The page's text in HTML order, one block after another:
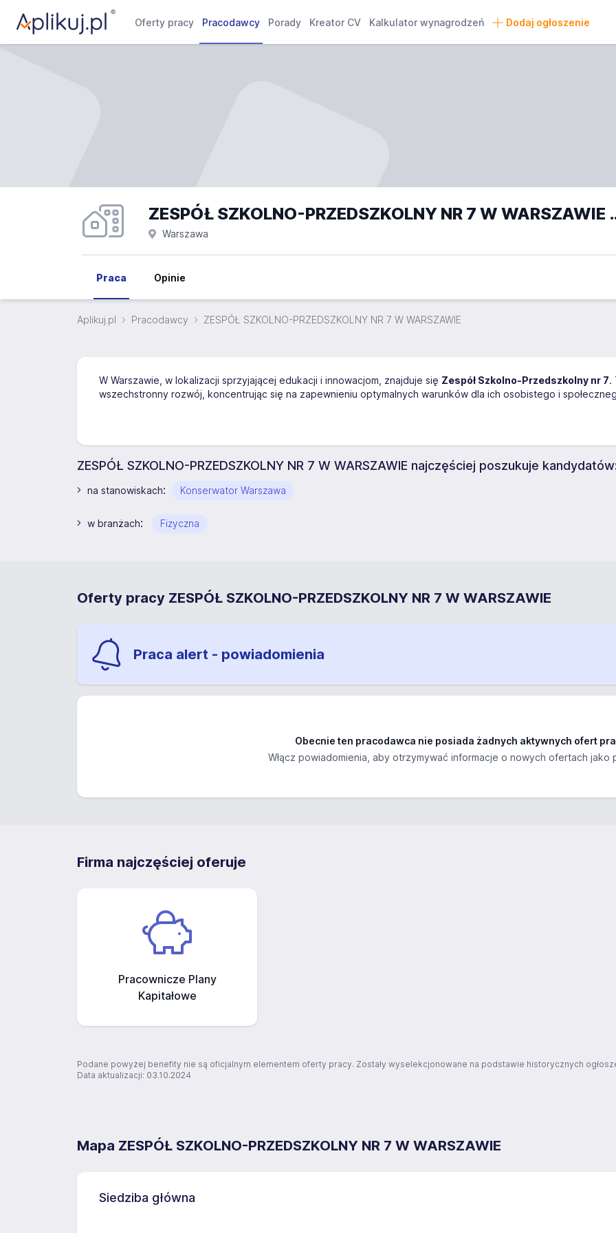
Oferty pracy Pracodawcy Porady Kreator CV Kalkulator wynagrodzeń Dodaj ogłoszenie
ZESPÓŁ
Warszawa
Praca Opinie
Aplikuj.pl Pracodawcy ZESPÓŁ SZKOLNO-PRZEDSZKOLNY NR 7 W WARSZAWIE
W Warszawie, w lokalizacji sprzyjającej edukacji i innowacjom, znajduje się Zespół Szkolno-Przedszkolny nr 7.
wszechstronny rozwój, koncentrując się na zapewnieniu optymalnych warunków dla ich osobistego i
ZESPÓŁ SZKOLNO-PRZEDSZKOLNY NR 7 W WARSZAWIE najczęściej poszukuje
na stanowiskach: Konserwator Warszawa
w branżach: Fizyczna
Oferty pracy ZESPÓŁ SZKOLNO-PRZEDSZKOLNY NR 7 W WARSZAWIE
Praca alert - powiadomienia
Obecnie ten pracodawca nie posiada żadnych aktywnych ofert
Włącz powiadomienia, aby otrzymywać informacje o nowych ofertach jako
Firma najczęściej oferuje
Pracownicze Plany
Kapitałowe
Podane powyżej benefity nie są oficjalnym elementem oferty pracy. Zostały wyselekcjonowane na podstawie historycznych
Data aktualizacji: 03.10.2024
Mapa ZESPÓŁ SZKOLNO-PRZEDSZKOLNY NR 7 W WARSZAWIE
Siedziba główna